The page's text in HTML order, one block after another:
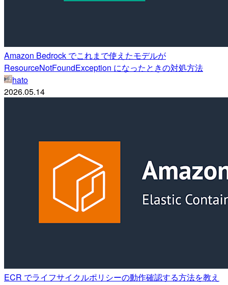
Amazon Bedrock でこれまで使えたモデルが
ResourceNotFoundException になったときの対処方法
hato
2026.05.14
ECR でライフサイクルポリシーの動作確認する方法を教え